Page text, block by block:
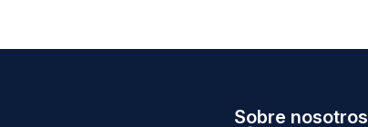
Sobre nosotros